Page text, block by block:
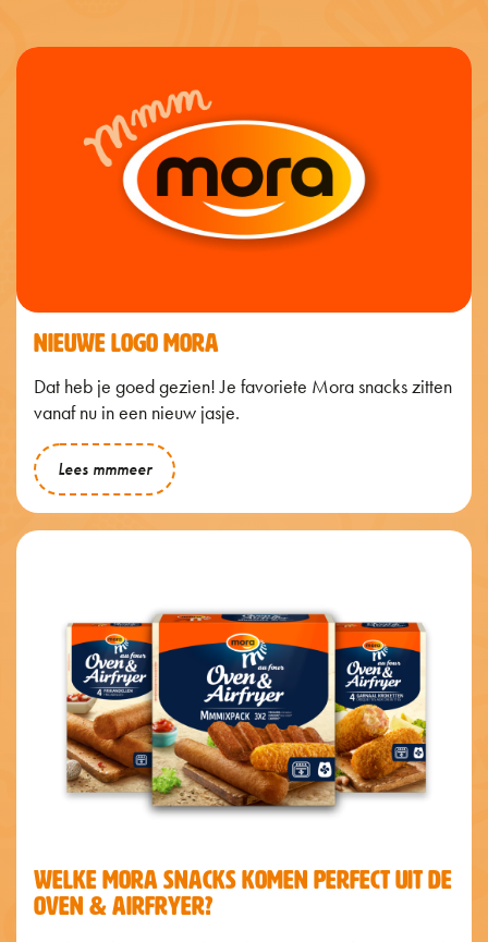
NIEUWE LOGO MORA
Dat heb je goed gezien! Je favoriete Mora snacks zitten
vanaf nu in een nieuw jasje.
Lees mmmeer
WELKE MORA SNACKS KOMEN PERFECT UIT DE
OVEN & AIRFRYER?